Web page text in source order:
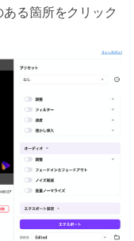
る箇所をクリック